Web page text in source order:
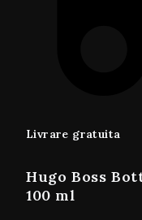
Livrare gratuita
Hugo Boss
100 ml